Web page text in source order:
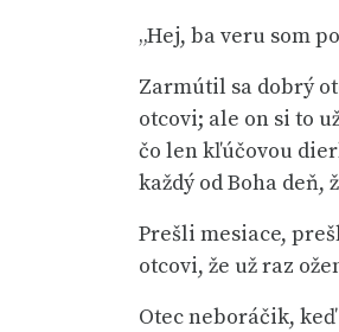
„Hej, ba veru som
Zarmútil sa dobrý
otcovi; ale on si to
čo len kľúčovou
každý od Boha
Prešli mesiace,
otcovi, že už raz
Otec neboráčik,